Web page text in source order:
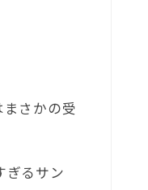
さかの受
ぎるサン